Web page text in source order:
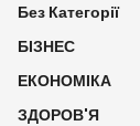
Без Категорії
БІЗНЕС
ЕКОНОМІКА
ЗДОРОВ'Я